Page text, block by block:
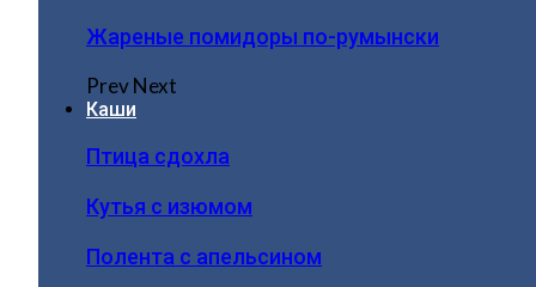
Жареные помидоры по-румынски
PrevNext
Каши
Птица сдохла
Кутья с изюмом
Полента с апельсином